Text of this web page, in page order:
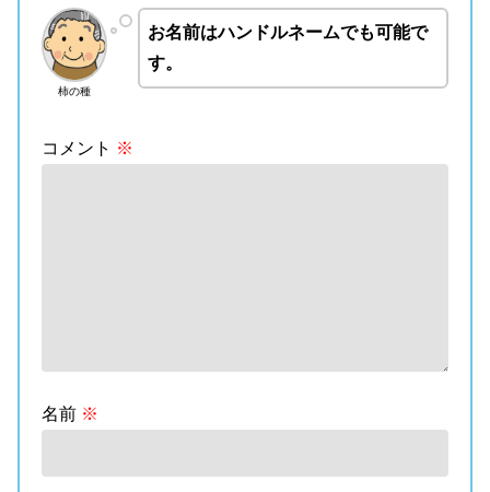
柿の種
お名前はハンドルネームでも可能で
す。
コメント ※
名前 ※